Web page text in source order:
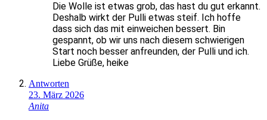
Die Wolle ist etwas grob, das hast du gut erkannt.
Deshalb wirkt der Pulli etwas steif. Ich hoffe
dass sich das mit einweichen bessert. Bin
gespannt, ob wir uns nach diesem schwierigen
Start noch besser anfreunden, der Pulli und ich.
Liebe Grüße, heike
Antworten
23. März 2026
Anita